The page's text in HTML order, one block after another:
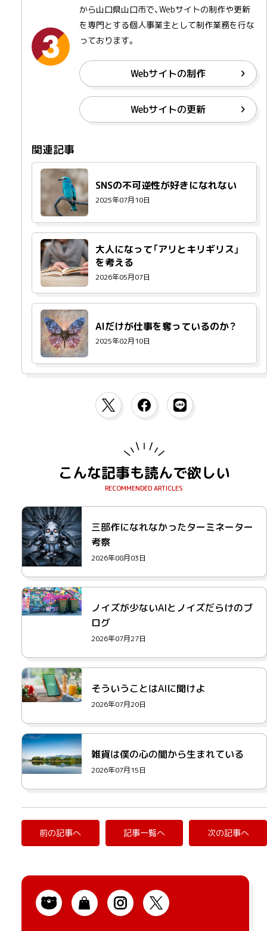
から山口県山口市で、Webサイトの制作や更新
を専門とする個人事業主として制作業務を行な
っております。
Webサイトの制作
Webサイトの更新
SNSの不可逆性が好きになれない
2025年07月10日
大人になって「アリとキリギリス」
を考える
2026年05月07日
AIだけが仕事を奪っているのか？
2025年02月10日
こんな記事も読んで欲しい
三部作になれなかったターミネーター
考察
2026年08月03日
ノイズが少ないAIとノイズだらけのブ
ログ
2026年07月27日
そういうことはAIに聞けよ
2026年07月20日
雑貨は僕の心の闇から生まれている
2026年07月15日
前の記事へ 記事一覧へ 次の記事へ